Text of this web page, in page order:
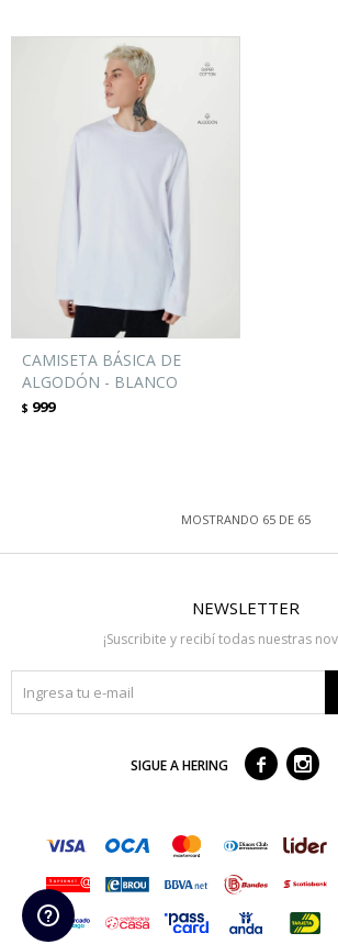
CAMISETA BÁSICA DE
ALGODÓN - BLANCO
$ 999
MOSTRANDO 65 DE 65
NEWSLETTER
¡Suscribite y recibí todas nuestras
SIGUE A HERING  